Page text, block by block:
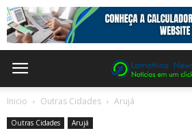
Inicio Outras Cidades Arujá
Outras Cidades Arujá